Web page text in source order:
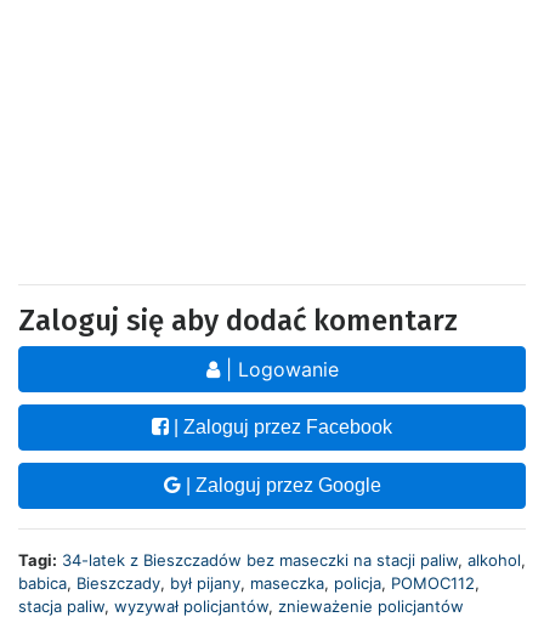
Zaloguj się aby dodać komentarz
| Logowanie
| Zaloguj przez Facebook
| Zaloguj przez Google
Tagi: 34-latek z Bieszczadów bez maseczki na stacji paliw, alkohol,
babica, Bieszczady, był pijany, maseczka, policja, POMOC112,
stacja paliw, wyzywał policjantów, znieważenie policjantów